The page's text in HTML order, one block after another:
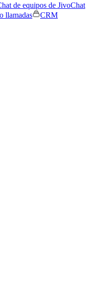
de equipos de JivoChat
llamadas
CRM